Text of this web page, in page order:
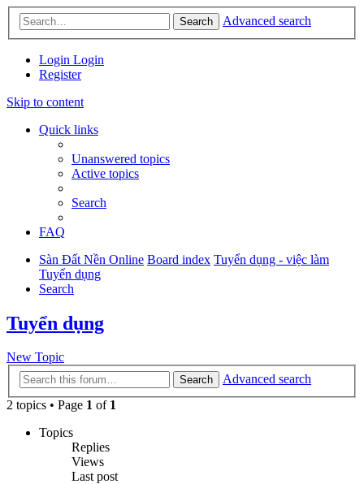
Search Advanced search
Login Login
Register
Skip to content
Quick links
Unanswered topics
Active topics
Search
FAQ
Sàn Đất Nền Online Board index Tuyển dụng - việc làm
Tuyển dụng
Search
Tuyển dụng
New Topic
Search
Advanced search
2 topics • Page 1 of 1
Topics
Replies
Views
Last post